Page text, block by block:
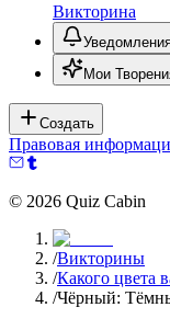
Викторина
Мои
Создать
Правовая
© 2026 Quiz Cabin
/Викторины
/Какого цвета
/Чёрный: